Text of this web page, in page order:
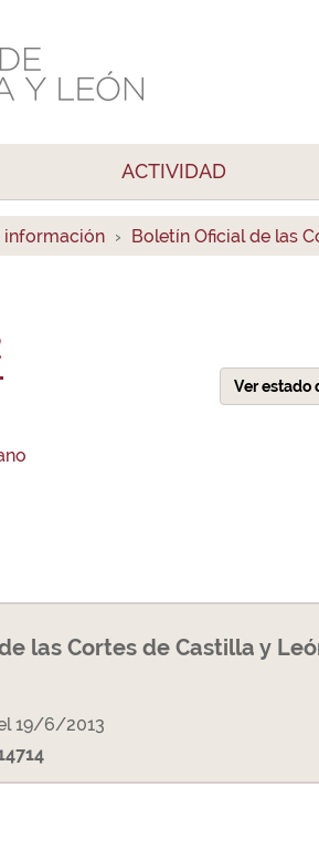
ACTIVIDAD
información Boletín Oficial de las
Ver estado
las Cortes de Castilla y
19/6/2013